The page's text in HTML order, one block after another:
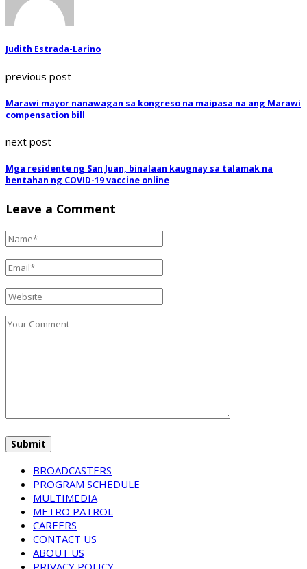
Judith Estrada-Larino
previous post
Marawi mayor nanawagan sa kongreso na maipasa na ang Marawi
compensation bill
next post
Mga residente ng San Juan, binalaan kaugnay sa talamak na
bentahan ng COVID-19 vaccine online
Leave a Comment
BROADCASTERS
PROGRAM SCHEDULE
MULTIMEDIA
METRO PATROL
CAREERS
CONTACT US
ABOUT US
PRIVACY POLICY